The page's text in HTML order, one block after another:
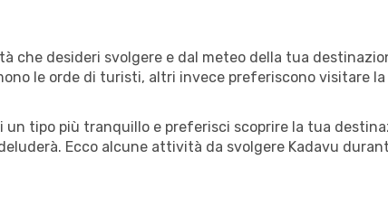
che desideri svolgere e dal meteo della tua
le orde di turisti, altri invece preferiscono visitare
tipo più tranquillo e preferisci scoprire la tua
Ecco alcune attività da svolgere Kadavu